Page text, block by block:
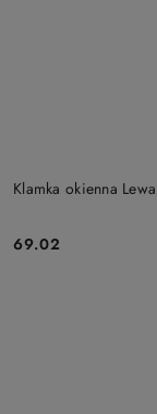
Klamka okienna
Cena:
69.02